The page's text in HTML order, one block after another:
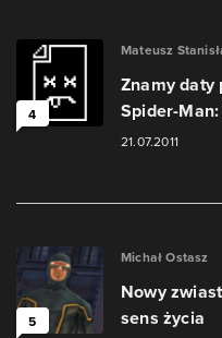
4
Mateusz
Znamy daty
Spider-
21.07.2011
5
Michał Ostasz
Nowy
sens życia